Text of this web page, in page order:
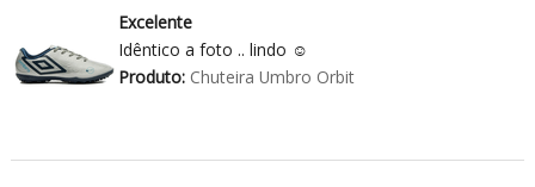
Excelente
Idêntico a foto .. lindo ☺️
Produto:Chuteira Umbro Orbit